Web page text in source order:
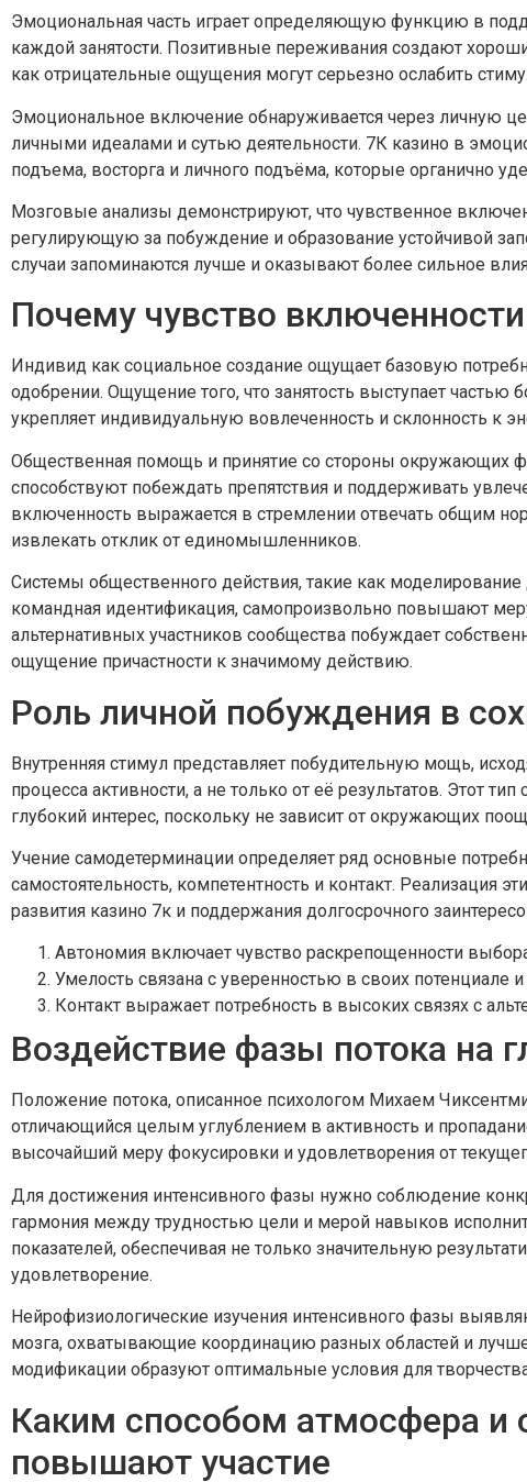
Эмоциональная часть играет определяющую функцию в
каждой занятости. Позитивные переживания создают
как отрицательные ощущения могут серьезно ослабить
Эмоциональное включение обнаруживается через личную
личными идеалами и сутью деятельности. 7К казино в
подъема, восторга и личного подъёма, которые органично
Мозговые анализы демонстрируют, что чувственное
регулирующую за побуждение и образование устойчивой
случаи запоминаются лучше и оказывают более сильное
Почему чувство
Индивид как социальное создание ощущает базовую
одобрении. Ощущение того, что занятость выступает частью
укрепляет индивидуальную вовлеченность и склонность к
Общественная помощь и принятие со стороны окружающих
способствуют побеждать препятствия и поддерживать
включенность выражается в стремлении отвечать общим
извлекать отклик от единомышленников.
Системы общественного действия, такие как
командная идентификация, самопроизвольно повышают
альтернативных участников сообщества побуждает
ощущение причастности к значимому действию.
Роль личной побуждения в
Внутренняя стимул представляет побудительную мощь,
процесса активности, а не только от её результатов. Этот
глубокий интерес, поскольку не зависит от окружающих
Учение самодетерминации определяет ряд основные
самостоятельность, компетентность и контакт. Реализация
развития казино 7к и поддержания долгосрочного
Автономия включает чувство раскрепощенности
Умелость связана с уверенностью в своих потенциале
Контакт выражает потребность в высоких связях с
Воздействие фазы потока на
Положение потока, описанное психологом Михаем
отличающийся целым углублением в активность и
высочайший меру фокусировки и удовлетворения от
Для достижения интенсивного фазы нужно соблюдение
гармония между трудностью цели и мерой навыков
показателей, обеспечивая не только значительную
удовлетворение.
Нейрофизиологические изучения интенсивного фазы
мозга, охватывающие координацию разных областей и
модификации образуют оптимальные условия для
Каким способом атмосфера и
повышают участие